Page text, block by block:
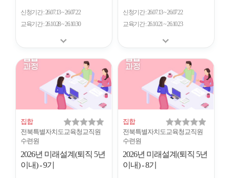
신청기간 26.07.13 ~ 26.07.22
교육기간 26.10.28 ~ 26.10.30
신청기간 26.07.13 ~ 26.07.22
교육기간 26.10.21 ~ 26.10.23
집합
전북특별자치도교육청교직원
수련원
2026년 미래설계(퇴직 5년
이내) - 9기
집합
전북특별자치도교육청교직원
수련원
2026년 미래설계(퇴직 5년
이내) - 8기